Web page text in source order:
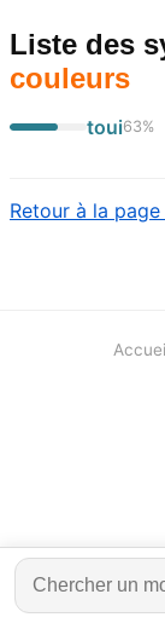
Liste des
couleurs
toui63%
Retour à la